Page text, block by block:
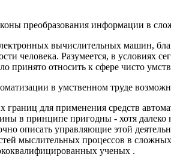
преобразо­вания информации в
вы­числительных машин,
человека. Разумеется, в условиях
принято относить к сфере чисто
в умственном труде
для применения средств
в принципе пригодны - хотя далеко
описать управляющие этой
мыслительных процессов в
ученых .